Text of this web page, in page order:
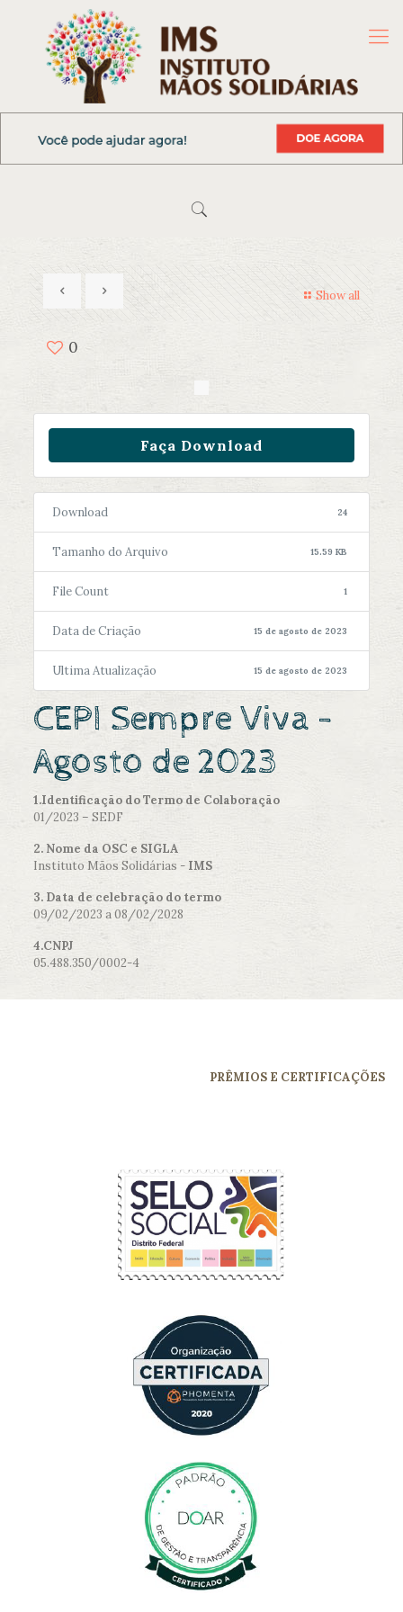
Show all
0
Faça Download
Download 24
Tamanho do Arquivo 15.59 KB
File Count 1
Data de Criação 15 de agosto de 2023
Ultima Atualização 15 de agosto de 2023
CEPI Sempre Viva -
Agosto de 2023
1.Identificação do Termo de Colaboração
01/2023 – SEDF
2. Nome da OSC e SIGLA
Instituto Mãos Solidárias - IMS
3. Data de celebração do termo
09/02/2023 a 08/02/2028
4.CNPJ
05.488.350/0002-4
PRÊMIOS E CERTIFICAÇÕES